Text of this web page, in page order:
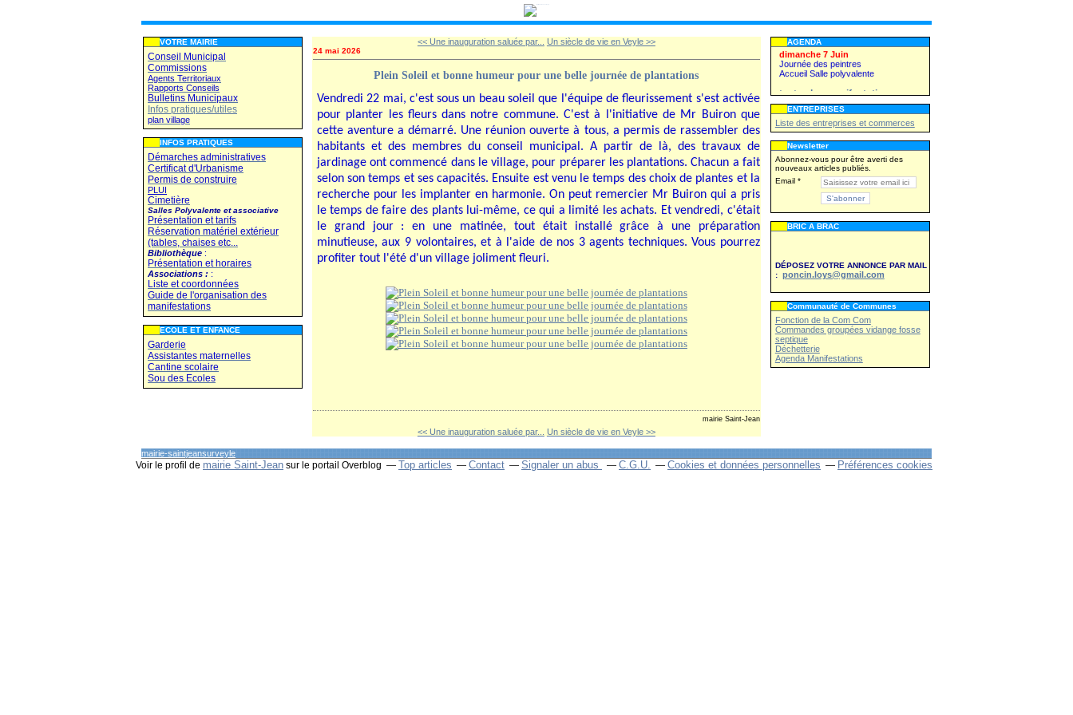
VOTRE MAIRIE
Conseil Municipal
Commissions
Agents Territoriaux
Rapports Conseils
Bulletins Municipaux
Infos pratiques/utiles
plan village
INFOS PRATIQUES
Démarches administratives
Certificat d'Urbanisme
Permis de construire
PLUI
Cimetière
Salles Polyvalente et associative
Présentation et tarifs
Réservation matériel extérieur
(tables, chaises etc...
Bibliothèque :
Présentation et horaires
Associations : :
Liste et coordonnées
Guide de l'organisation des
manifestations
ECOLE ET ENFANCE
Garderie
Assistantes maternelles
Cantine scolaire
Sou des Ecoles
<< Une inauguration saluée par... Un siècle de vie en Veyle >>
24 mai 2026
Plein Soleil et bonne humeur pour une belle journée de plantations
Vendredi 22 mai, c'est sous un beau soleil que l'équipe de fleurissement s'est activée
pour planter les fleurs dans notre commune. C'est à l'initiative de Mr Buiron que
cette aventure a démarré. Une réunion ouverte à tous, a permis de rassembler des
habitants et des membres du conseil municipal. A partir de là, des travaux de
jardinage ont commencé dans le village, pour préparer les plantations. Chacun a fait
selon son temps et ses capacités. Ensuite est venu le temps des choix de plantes et la
recherche pour les implanter en harmonie. On peut remercier Mr Buiron qui a pris
le temps de faire des plants lui-même, ce qui a limité les achats. Et vendredi, c'était
le grand jour : en une matinée, tout était installé grâce à une préparation
minutieuse, aux 9 volontaires, et à l'aide de nos 3 agents techniques. Vous pourrez
profiter tout l'été d'un village joliment fleuri.
mairie Saint-Jean
<< Une inauguration saluée par... Un siècle de vie en Veyle >>
AGENDA
WE 27,28 juin
dimanche 7 Juin
Journée des peintres
Accueil Salle polyvalente
toutes les manifestations
Vendredi 26 juin
Kermesse du Sou des écoles
WE 27,28 juin
Fête patronale
dimanche 7 Juin
Journée des peintres
Accueil Salle polyvalente
toutes les manifestations
ENTREPRISES
Liste des entreprises et commerces
Newsletter
Abonnez-vous pour être averti des
nouveaux articles publiés.
Email
BRIC A BRAC
DÉPOSEZ VOTRE ANNONCE PAR MAIL
: poncin.loys@gmail.com
Communauté de Communes
Fonction de la Com Com
Commandes groupées vidange fosse
septique
Déchetterie
Agenda Manifestations
mairie-saintjeansurveyle
Voir le profil de mairie Saint-Jean sur le portail Overblog Top articles Contact Signaler un abus C.G.U. Cookies et données personnelles Préférences cookies